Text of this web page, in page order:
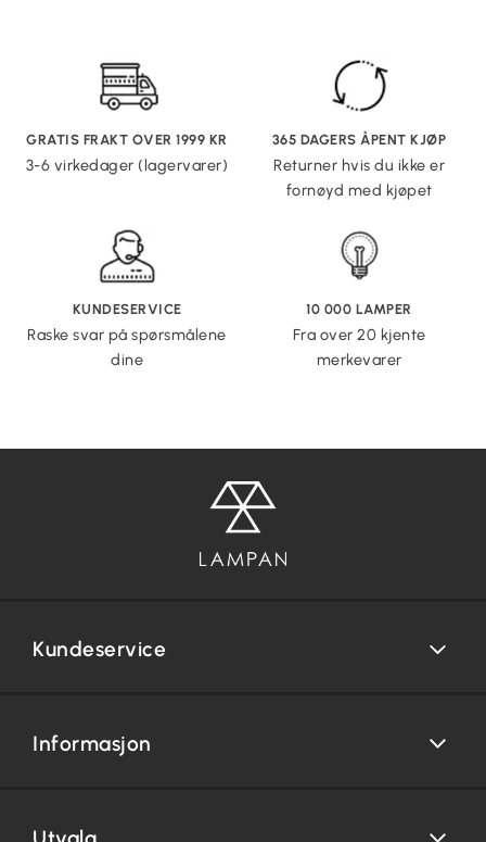
GRATIS FRAKT OVER 1999 KR
3-6 virkedager (lagervarer)
365 DAGERS ÅPENT KJØP
Returner hvis du ikke er
fornøyd med kjøpet
KUNDESERVICE
Raske svar på spørsmålene
dine
10 000 LAMPER
Fra over 20 kjente
merkevarer
Kundeservice
Informasjon